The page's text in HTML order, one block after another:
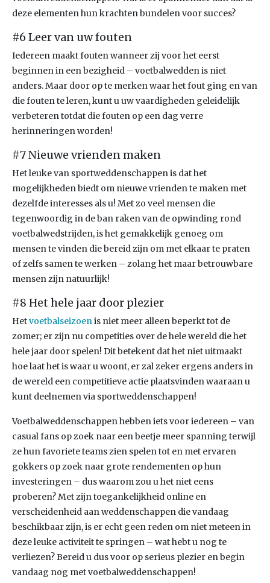
deze elementen hun krachten bundelen voor succes?
#6 Leer van uw fouten
Iedereen maakt fouten wanneer zij voor het eerst
beginnen in een bezigheid – voetbalwedden is niet
anders. Maar door op te merken waar het fout ging en van
die fouten te leren, kunt u uw vaardigheden geleidelijk
verbeteren totdat die fouten op een dag verre
herinneringen worden!
#7 Nieuwe vrienden maken
Het leuke van sportweddenschappen is dat het
mogelijkheden biedt om nieuwe vrienden te maken met
dezelfde interesses als u! Met zo veel mensen die
tegenwoordig in de ban raken van de opwinding rond
voetbalwedstrijden, is het gemakkelijk genoeg om
mensen te vinden die bereid zijn om met elkaar te praten
of zelfs samen te werken – zolang het maar betrouwbare
mensen zijn natuurlijk!
#8 Het hele jaar door plezier
Hetvoetbalseizoenis niet meer alleen beperkt tot de
zomer; er zijn nu competities over de hele wereld die het
hele jaar door spelen! Dit betekent dat het niet uitmaakt
hoe laat het is waar u woont, er zal zeker ergens anders in
de wereld een competitieve actie plaatsvinden waaraan u
kunt deelnemen via sportweddenschappen!
Voetbalweddenschappen hebben iets voor iedereen – van
casual fans op zoek naar een beetje meer spanning terwijl
ze hun favoriete teams zien spelen tot en met ervaren
gokkers op zoek naar grote rendementen op hun
investeringen – dus waarom zou u het niet eens
proberen? Met zijn toegankelijkheid online en
verscheidenheid aan weddenschappen die vandaag
beschikbaar zijn, is er echt geen reden om niet meteen in
deze leuke activiteit te springen – wat hebt u nog te
verliezen? Bereid u dus voor op serieus plezier en begin
vandaag nog met voetbalweddenschappen!